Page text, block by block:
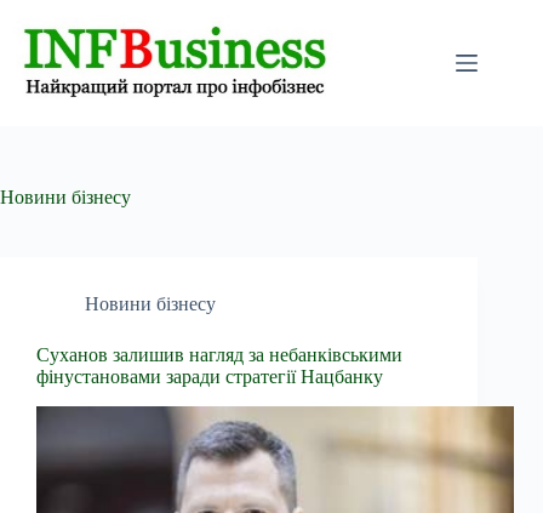
Новини бізнесу
Новини бізнесу
Суханов залишив нагляд за небанківськими
фінустановами заради стратегії Нацбанку